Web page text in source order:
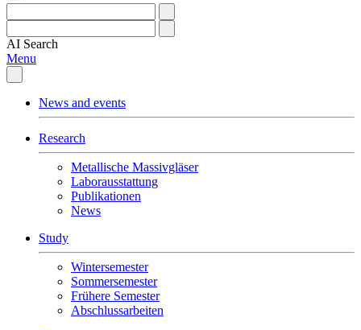
AI Search
Menu
News and events
Research
Metallische Massivgläser
Laborausstattung
Publikationen
News
Study
Wintersemester
Sommersemester
Frühere Semester
Abschlussarbeiten